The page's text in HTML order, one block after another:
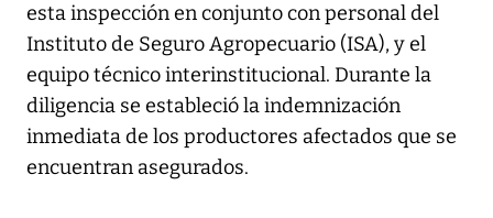
esta inspección en conjunto con personal del
Instituto de Seguro Agropecuario (ISA), y el
equipo técnico interinstitucional. Durante la
diligencia se estableció la indemnización
inmediata de los productores afectados que se
encuentran asegurados.